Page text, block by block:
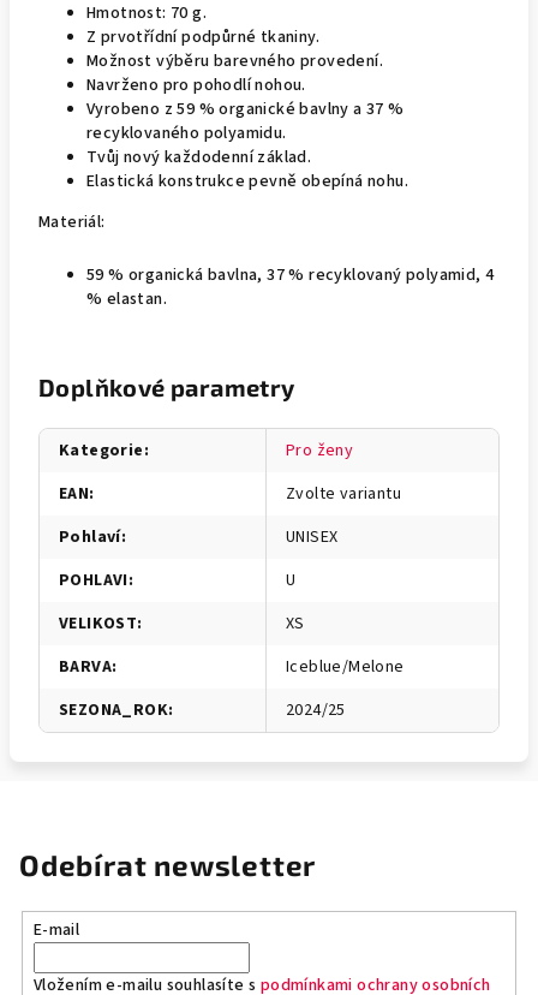
Hmotnost: 70 g.
Z prvotřídní podpůrné tkaniny.
Možnost výběru barevného provedení.
Navrženo pro pohodlí nohou.
Vyrobeno z 59 % organické bavlny a 37 %
recyklovaného polyamidu.
Tvůj nový každodenní základ.
Elastická konstrukce pevně obepíná nohu.
Materiál:
59 % organická bavlna, 37 % recyklovaný polyamid, 4
% elastan.
Doplňkové parametry
Kategorie:
Pro ženy
EAN:
Zvolte variantu
Pohlaví:
UNISEX
POHLAVI:
U
VELIKOST:
XS
BARVA:
Iceblue/Melone
SEZONA_ROK: 2024/25
Odebírat newsletter
E-mail
Vložením e-mailu souhlasíte s podmínkami ochrany osobních